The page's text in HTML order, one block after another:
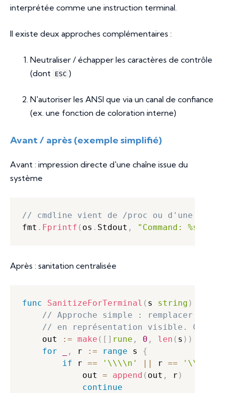
interprétée comme une instruction terminal.
Il existe deux approches complémentaires :
Neutraliser / échapper les caractères de contrôle
(dont ESC )
N'autoriser les ANSI que via un canal de confiance
(ex. une fonction de coloration interne)
Avant / après (exemple simplifié)
Avant : impression directe d'une chaîne issue du
système
// cmdline vient de /proc ou d'une API
fmt . Fprintf ( os . Stdout , "Command:
Après : sanitation centralisée
func SanitizeForTerminal ( s string )
// Approche simple : remplacer les
// en représentation visible.
    out
:= make ( [ ] rune , 0 , len ( s ) )
for
, r := range s {
if r == '\\\\n' || r == '\\\\t'
            out
= append ( out , r )
continue